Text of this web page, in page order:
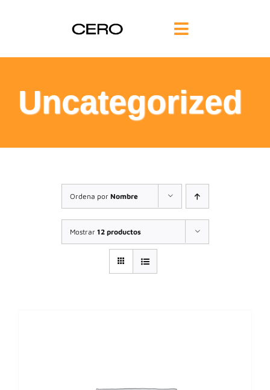
Toggle
Navigation
FILOSOFÍA
TE AYUDAMOS
FORMACIÓN
COMUNIDAD
Uncategorized
Ordena por Nombre
Mostrar 12 productos